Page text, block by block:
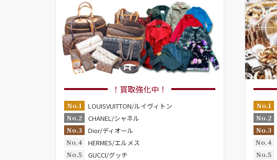
！買取強化中！
No.1
LOUISVUITTON/ルイヴィトン
No.2
CHANEL/シャネル
No.3
Dior/ディオール
No.4
HERMES/エルメス
No.5
GUCCI/グッチ
No.1
No.2
No.3
No.4
No.5